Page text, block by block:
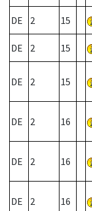
DE 2 15
DE 2 15
DE 2 15
DE 2 16
DE 2 16
DE 2 16